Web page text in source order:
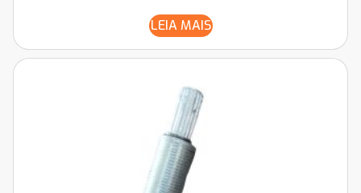
LEIA MAIS